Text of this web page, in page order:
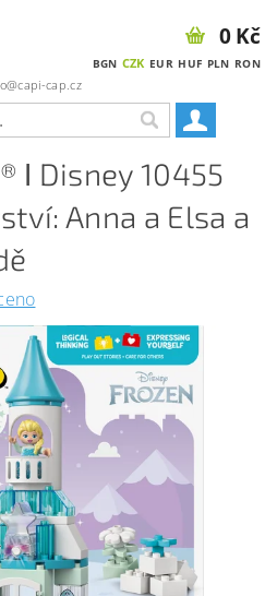
cap.cz
BGN CZK EUR HUF PLN RON
0 Kč
ǀ Disney 10455
Anna a Elsa a